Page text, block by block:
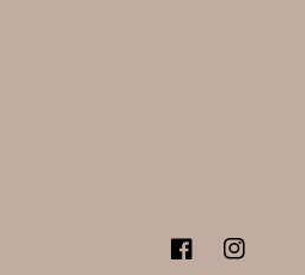
FacebookInstagram